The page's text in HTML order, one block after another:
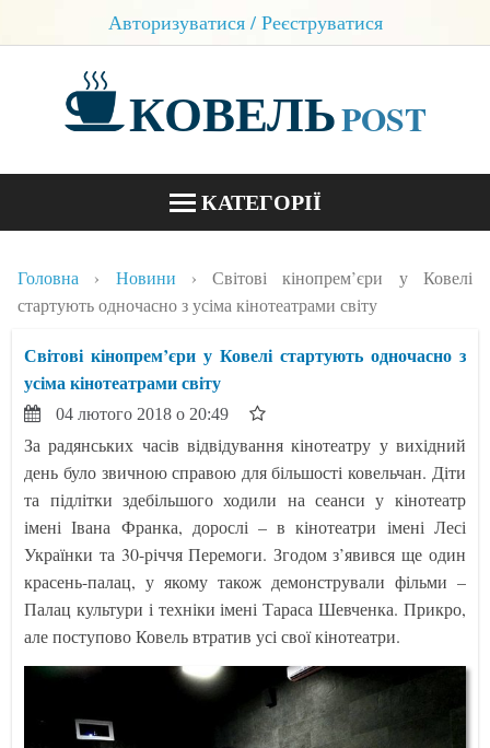
Авторизуватися / Реєструватися
КОВЕЛЬPOST
КАТЕГОРІЇ
БЛОГИ
КОНТАКТИ
Головна Новини
Світові кінопрем’єри у Ковелі
стартують одночасно з усіма кінотеатрами світу
Світові кінопрем’єри у Ковелі стартують одночасно з
усіма кінотеатрами світу
04 лютого 2018 о 20:49
За радянських часів відвідування кінотеатру у вихідний
день було звичною справою для більшості ковельчан. Діти
та підлітки здебільшого ходили на сеанси у кінотеатр
імені Івана Франка, дорослі – в кінотеатри імені Лесі
Українки та 30-річчя Перемоги. Згодом з’явився ще один
красень-палац, у якому також демонстрували фільми –
Палац культури і техніки імені Тараса Шевченка. Прикро,
але поступово Ковель втратив усі свої кінотеатри.